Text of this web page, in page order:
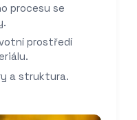
procesu se
prostředí
a struktura.